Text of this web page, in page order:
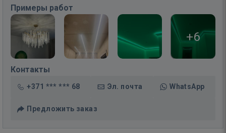
Примеры работ
+6
Контакты
+371 *** *** 68 Эл. почта WhatsApp
Предложить заказ